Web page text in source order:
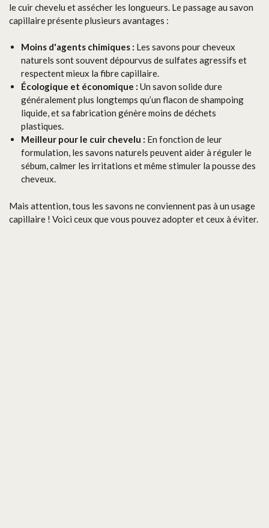
le cuir chevelu et assécher les longueurs. Le passage au savon
capillaire présente plusieurs avantages :
Moins d'agents chimiques : Les savons pour cheveux
naturels sont souvent dépourvus de sulfates agressifs et
respectent mieux la fibre capillaire.
Écologique et économique : Un savon solide dure
généralement plus longtemps qu’un flacon de shampoing
liquide, et sa fabrication génère moins de déchets
plastiques.
Meilleur pour le cuir chevelu : En fonction de leur
formulation, les savons naturels peuvent aider à réguler le
sébum, calmer les irritations et même stimuler la pousse des
cheveux.
Mais attention, tous les savons ne conviennent pas à un usage
capillaire ! Voici ceux que vous pouvez adopter et ceux à éviter.